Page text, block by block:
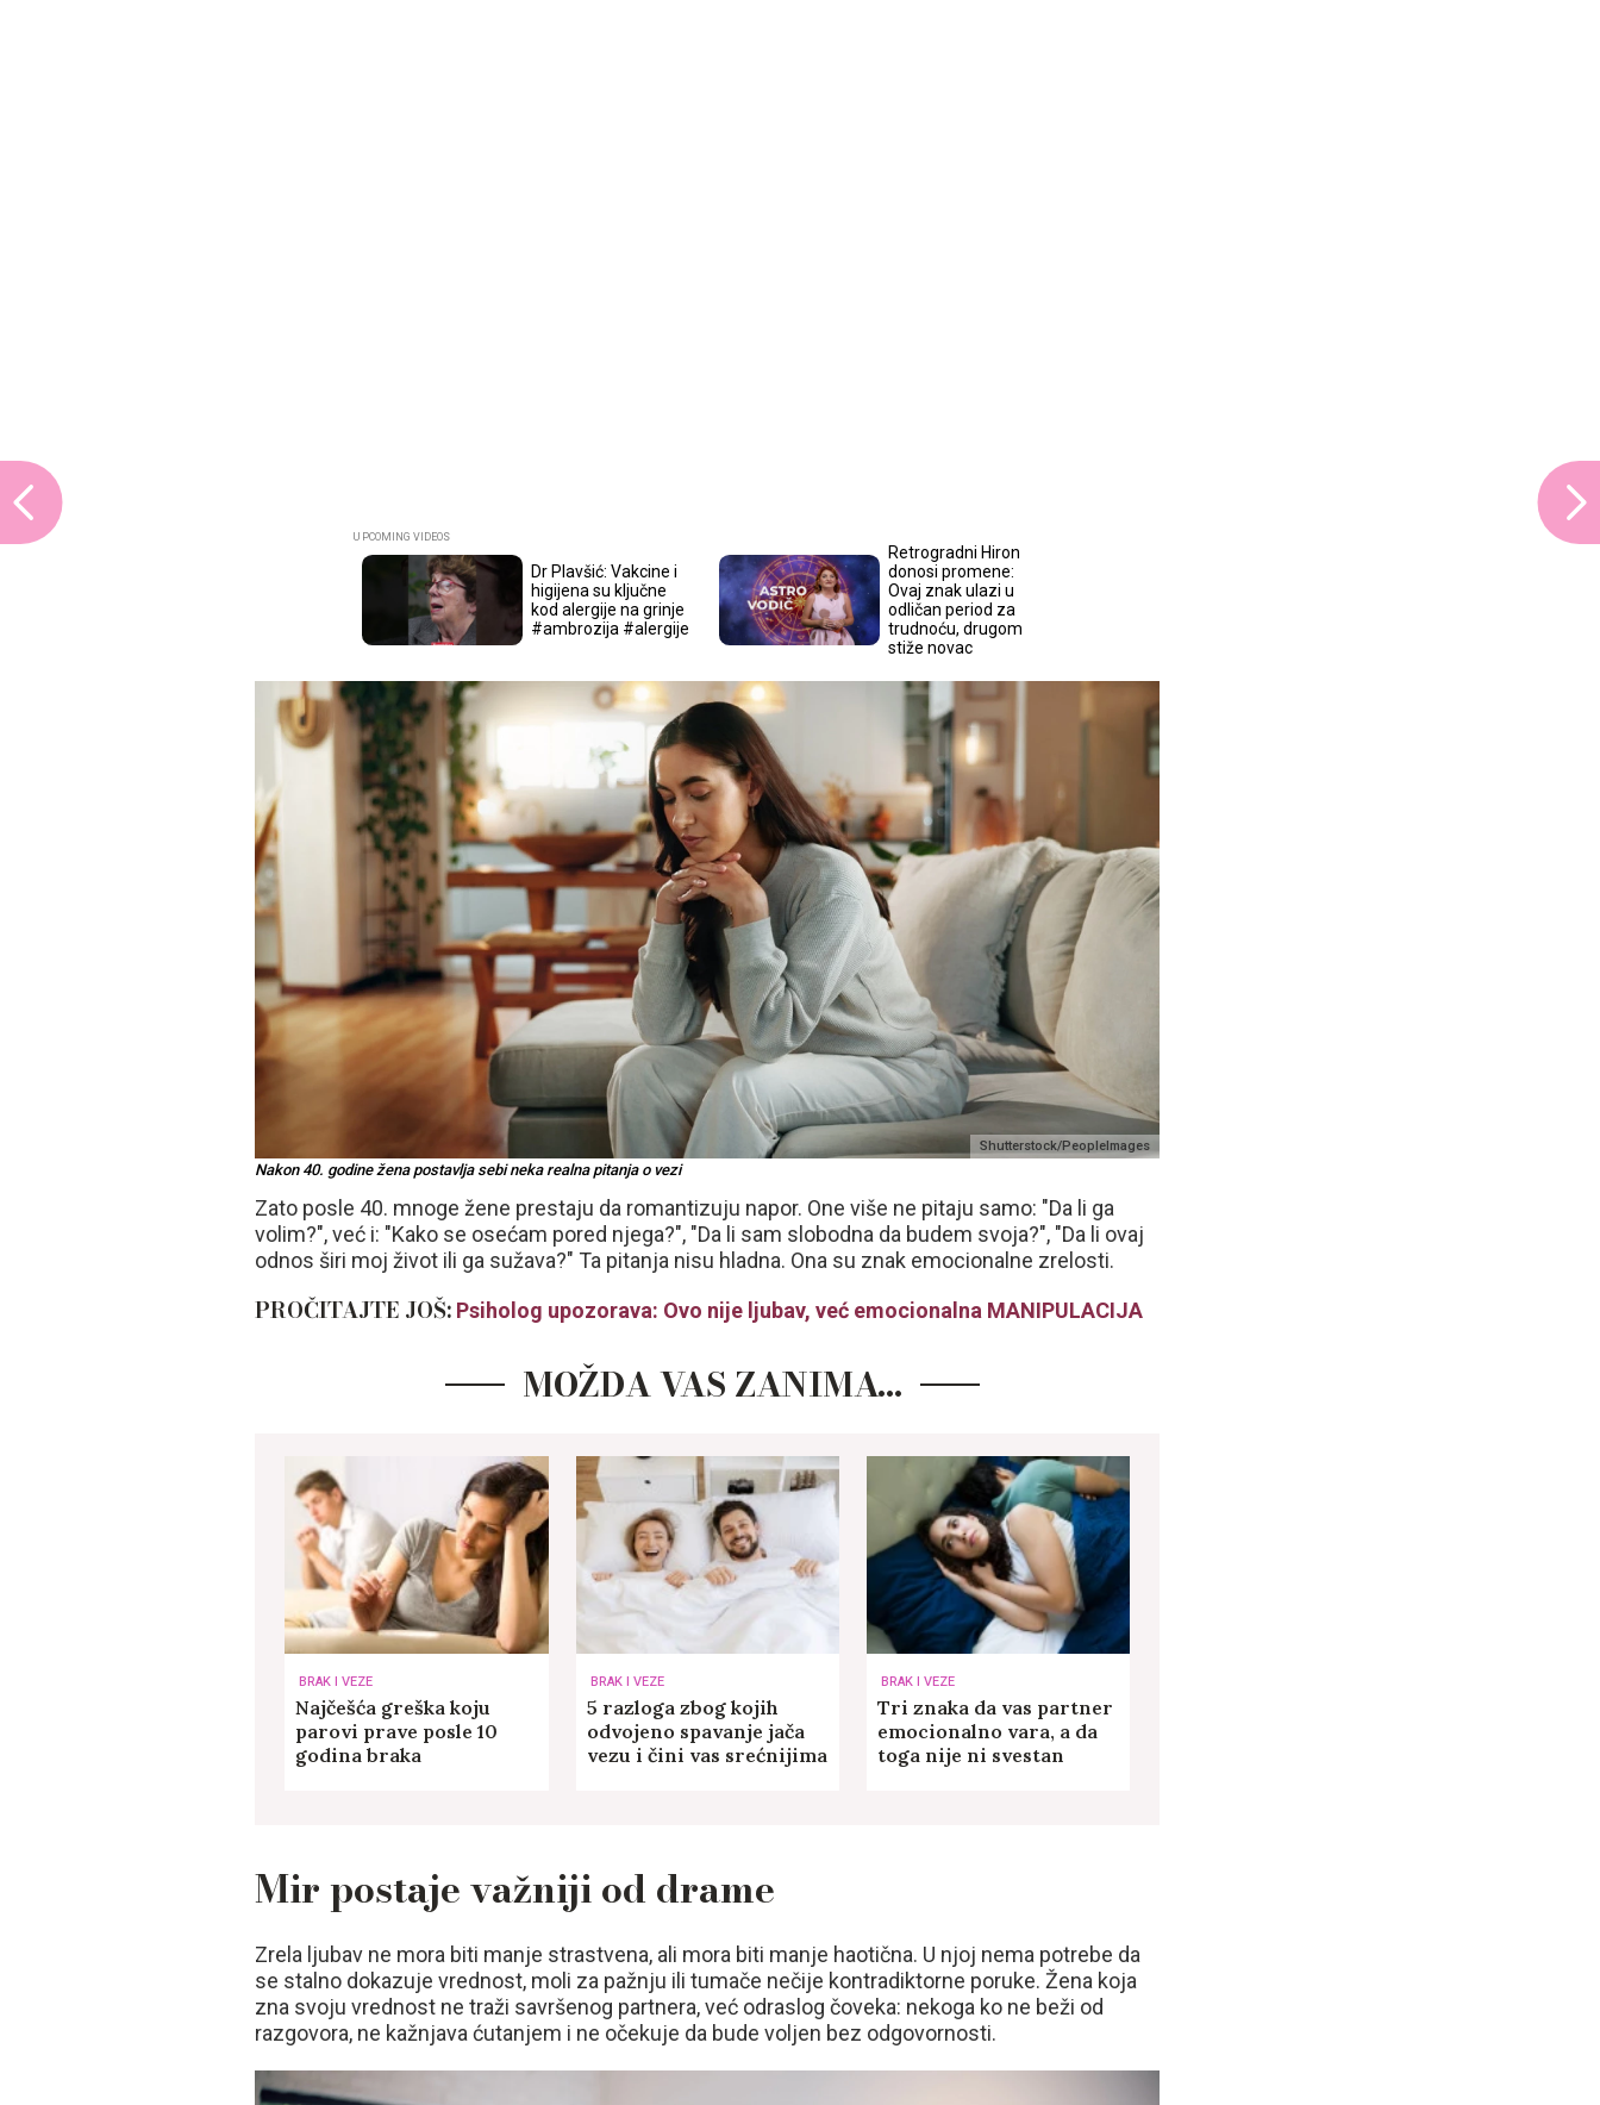
Dr Plavšić: Vakcine i
higijena su ključne
kod alergije na grinje
#ambrozija #alergije
Retrogradni Hiron
donosi promene:
Ovaj znak ulazi u
odličan period za
trudnoću, drugom
stiže novac
Shutterstock/PeopleImages
Nakon 40. godine žena postavlja sebi neka realna pitanja o vezi
Zato posle 40. mnoge žene prestaju da romantizuju napor. One više ne pitaju samo: "Da li ga
volim?", već i: "Kako se osećam pored njega?", "Da li sam slobodna da budem svoja?", "Da li ovaj
odnos širi moj život ili ga sužava?" Ta pitanja nisu hladna. Ona su znak emocionalne zrelosti.
PROČITAJTE JOŠ: Psiholog upozorava: Ovo nije ljubav, već emocionalna MANIPULACIJA
MOŽDA VAS ZANIMA…
BRAK I VEZE
Najčešća greška koju
parovi prave posle 10
godina braka
BRAK I VEZE
5 razloga zbog kojih
odvojeno spavanje jača
vezu i čini vas srećnijima
BRAK I VEZE
Tri znaka da vas partner
emocionalno vara, a da
toga nije ni svestan
Mir postaje važniji od drame
Zrela ljubav ne mora biti manje strastvena, ali mora biti manje haotična. U njoj nema potrebe da
se stalno dokazuje vrednost, moli za pažnju ili tumače nečije kontradiktorne poruke. Žena koja
zna svoju vrednost ne traži savršenog partnera, već odraslog čoveka: nekoga ko ne beži od
razgovora, ne kažnjava ćutanjem i ne očekuje da bude voljen bez odgovornosti.